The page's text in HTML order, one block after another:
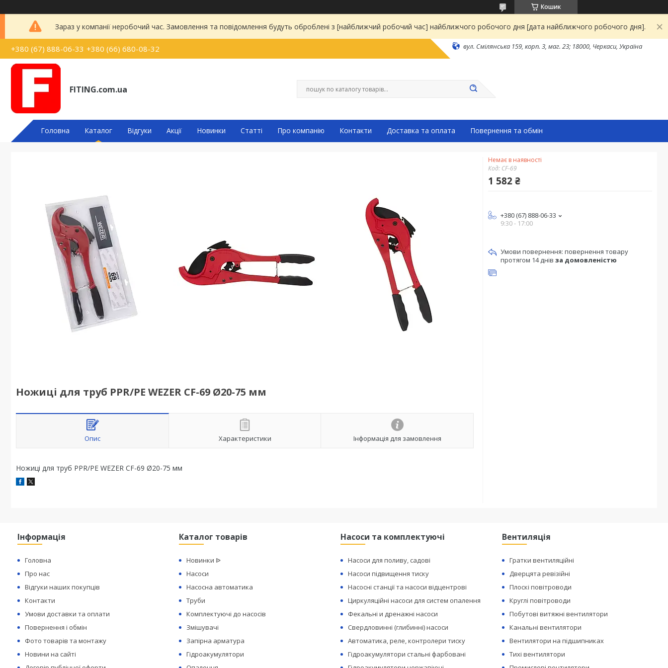
Кошик
Зараз у компанії неробочий час. Замовлення та повідомлення будуть оброблені з [найближчий робочий час] найближчого робочого дня [дата найближчого робочого дня].
+380 (67) 888-06-33 +380 (66) 680-08-32 вул. Смілянська 159, корп. 3, маг. 23; 18000, Черкаси, Україна
FITING.com.ua
Головна Каталог Відгуки Акції Новинки Статті Про компанію Контакти Доставка та оплата Повернення та обмін
Ножиці для труб PPR/PE WEZER CF-69 Ø20-75 мм
Опис Характеристики Інформація для замовлення
Ножиці для труб PPR/PE WEZER CF-69 Ø20-75 мм
Немає в наявності
Код: CF-69
1 582 ₴
+380 (67) 888-06-33
9:30 - 17:00
повернення товару
протягом 14 днів за домовленістю
Інформація
Головна
Про нас
Відгуки наших покупців
Контакти
Умови доставки та оплати
Повернення і обмін
Фото товарів та монтажу
Новини на сайті
Каталог товарів
Новинки ᐉ
Насоси
Насосна автоматика
Труби
Комплектуючі до насосів
Змішувачі
Запірна арматура
Гідроакумулятори
Насоси та комплектуючі
Насоси для поливу, садові
Насоси підвищення тиску
Насосні станції та насоси відцентрові
Циркуляційні насоси для систем опалення
Фекальні и дренажні насоси
Свердловинні (глибинні) насоси
Автоматика, реле, контролери тиску
Гідроакумулятори стальні фарбовані
Вентиляція
Гратки вентиляційні
Дверцята ревізійні
Плоскі повітроводи
Круглі повітроводи
Побутові витяжні вентилятори
Канальні вентилятори
Вентилятори на підшипниках
Тихі вентилятори